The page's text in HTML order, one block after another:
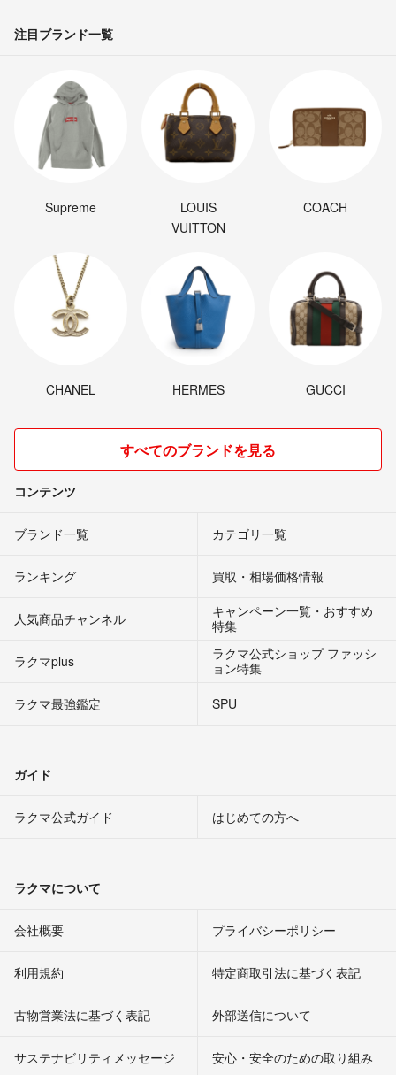
注目ブランド一覧
Supreme
LOUIS
VUITTON
COACH
CHANEL HERMES GUCCI
すべてのブランドを見る
コンテンツ
ブランド一覧 カテゴリ一覧
ランキング 買取・相場価格情報
人気商品チャンネル
キャンペーン一覧・おすすめ
特集
ラクマplus
ラクマ公式ショップ ファッシ
ョン特集
ラクマ最強鑑定
SPU
ガイド
ラクマ公式ガイド はじめての方へ
ラクマについて
会社概要 プライバシーポリシー
利用規約 特定商取引法に基づく表記
古物営業法に基づく表記 外部送信について
サステナビリティメッセージ 安心・安全のための取り組み